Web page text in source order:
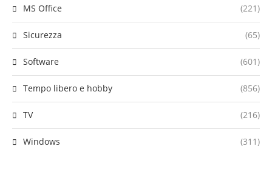
MS Office (221)
Sicurezza (65)
Software (601)
Tempo libero e hobby (856)
TV (216)
Windows (311)